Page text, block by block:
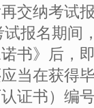
交纳考试
报名期间
书》后，
当在获得
证书）编